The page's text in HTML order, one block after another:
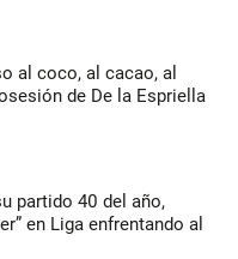
al coco, al cacao, al
de De la Espriella
partido 40 del año,
en Liga enfrentando al